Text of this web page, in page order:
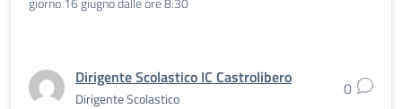
Dirigente Scolastico IC Castrolibero
Dirigente Scolastico 0